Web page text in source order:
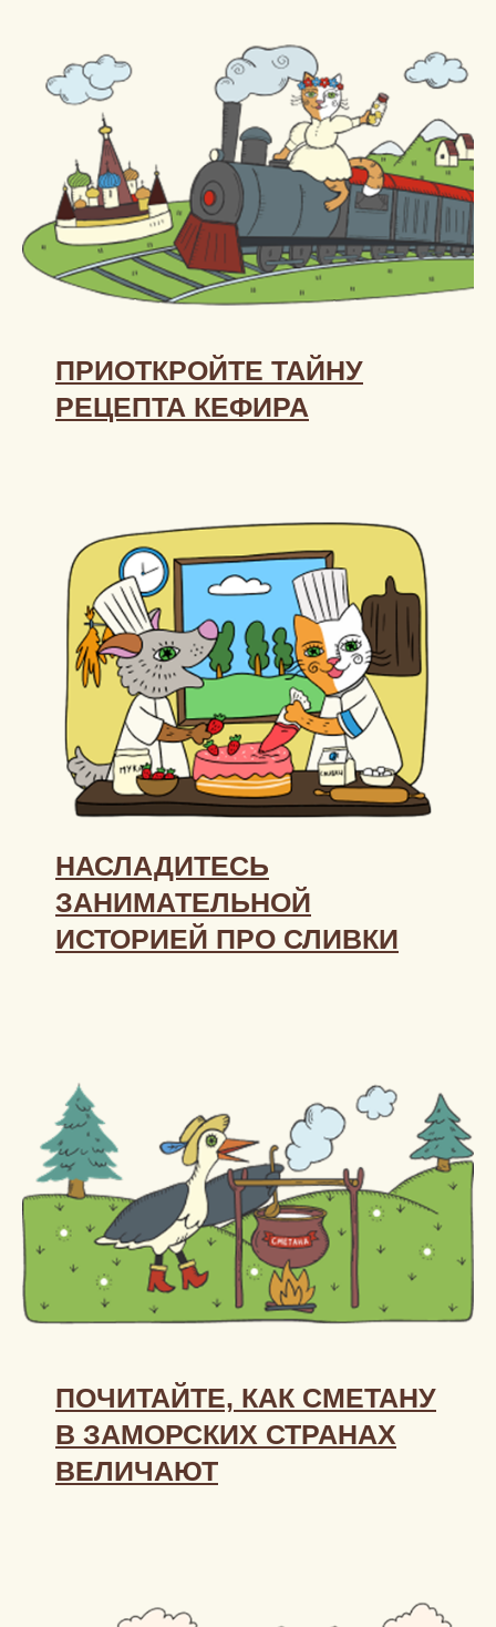
ПРИОТКРОЙТЕ ТАЙНУ
РЕЦЕПТА КЕФИРА
НАСЛАДИТЕСЬ
ЗАНИМАТЕЛЬНОЙ
ИСТОРИЕЙ ПРО СЛИВКИ
ПОЧИТАЙТЕ, КАК СМЕТАНУ
В ЗАМОРСКИХ СТРАНАХ
ВЕЛИЧАЮТ